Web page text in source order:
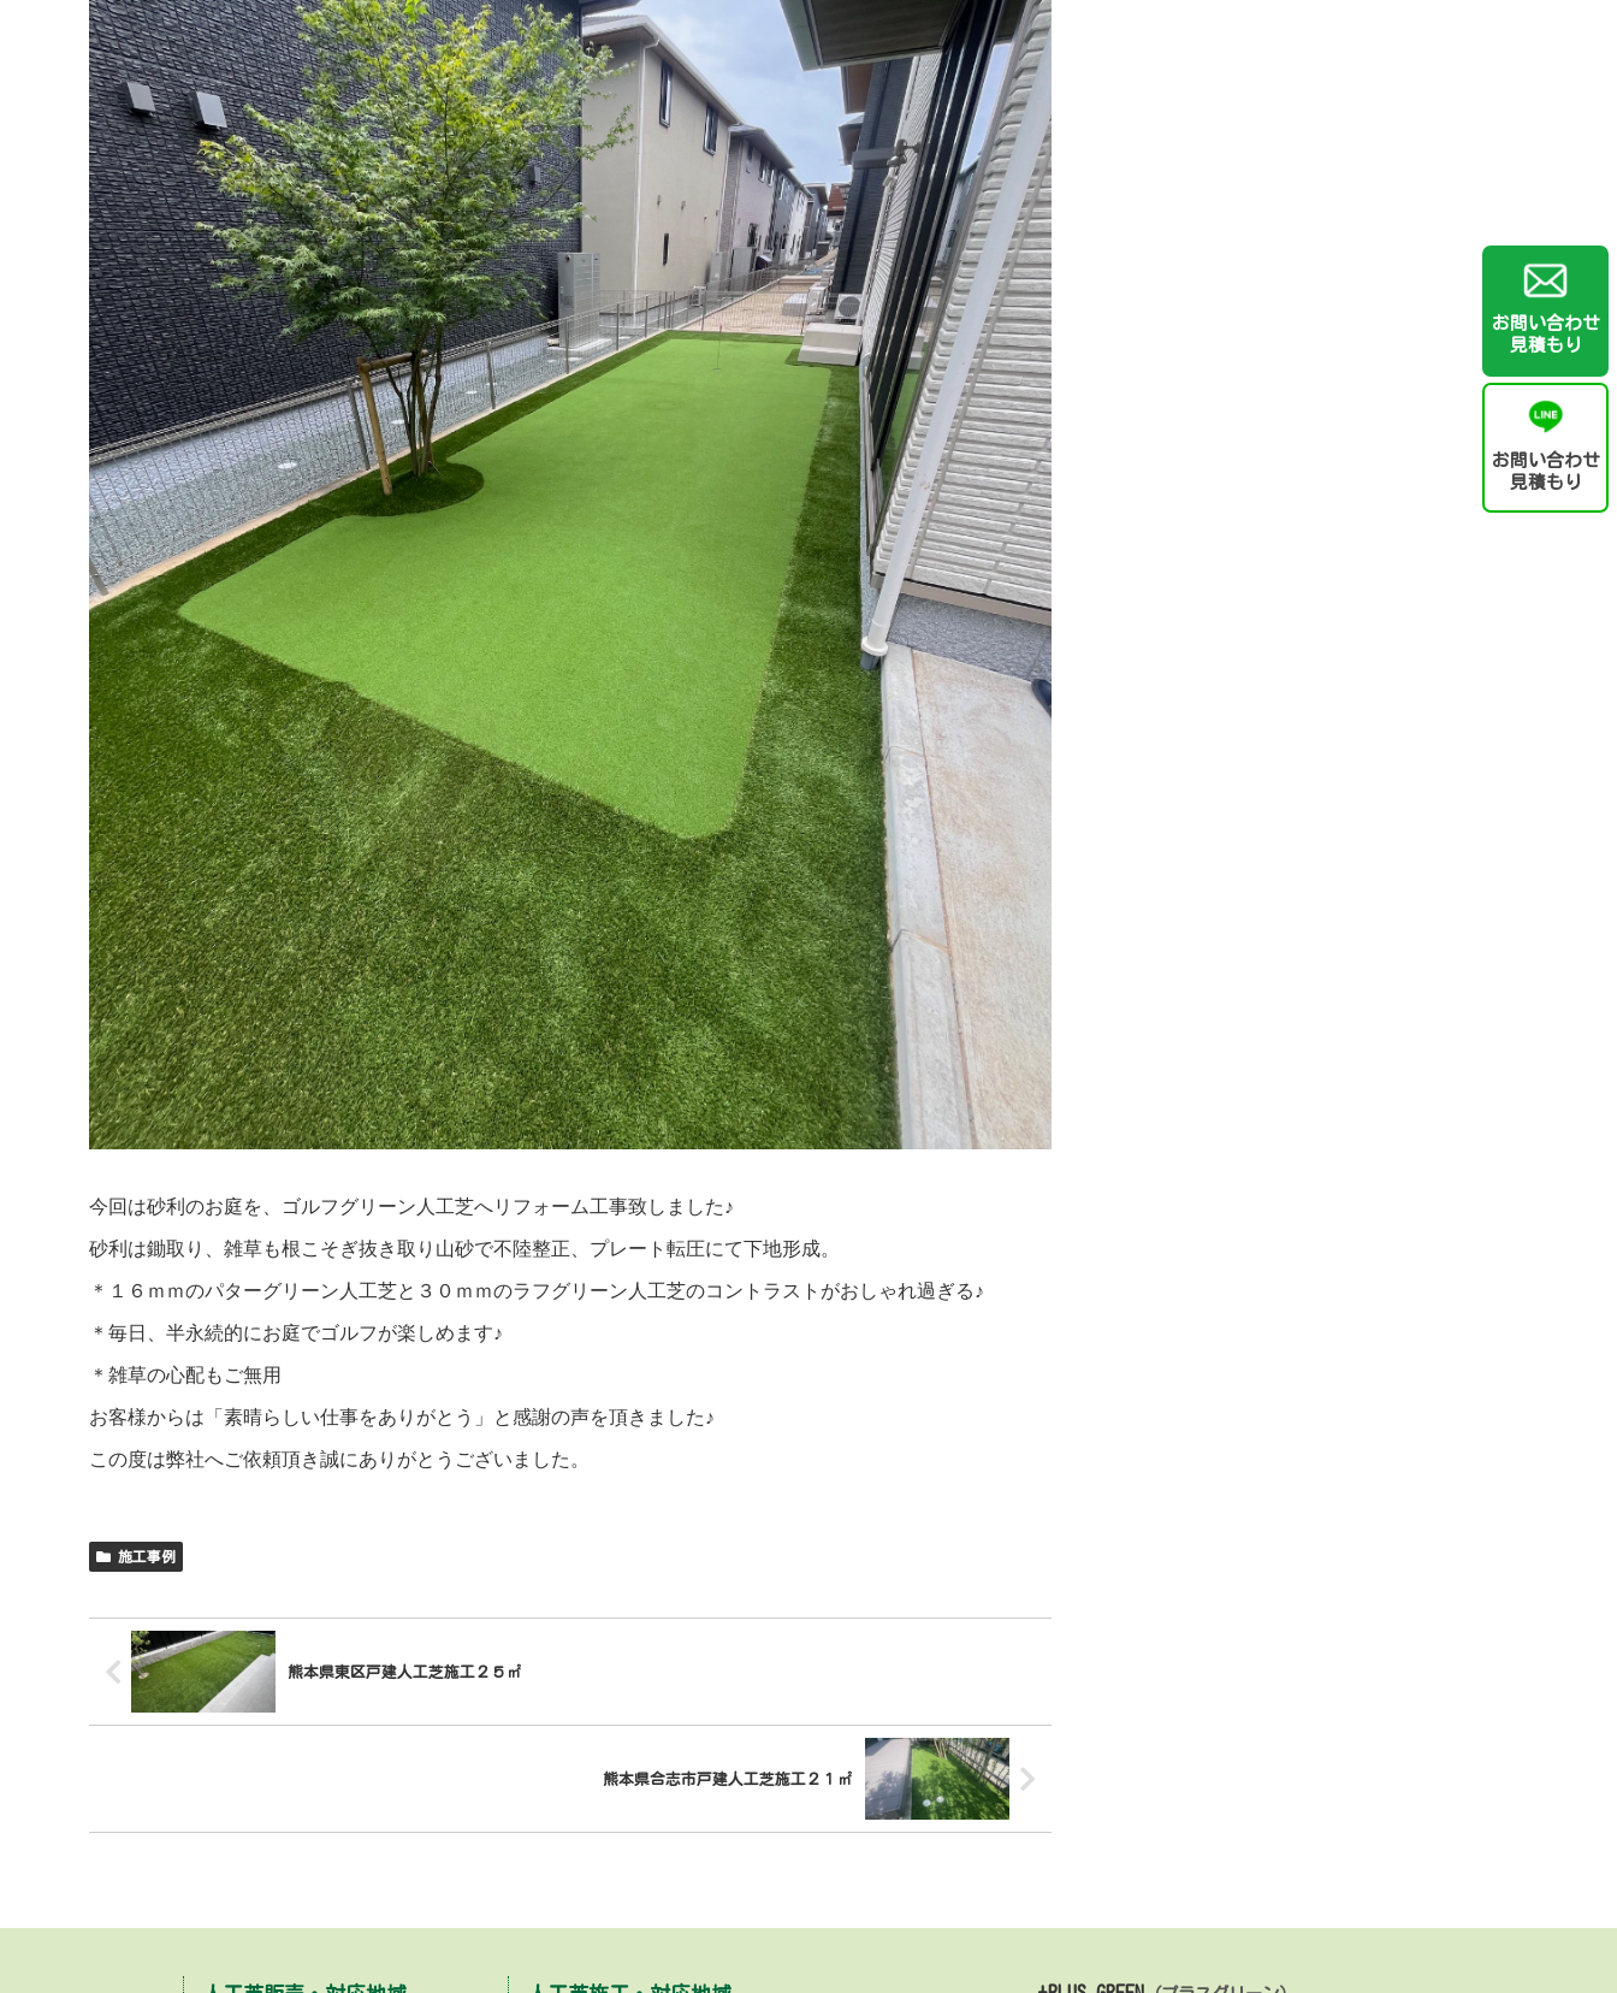
今回は砂利のお庭を、ゴルフグリーン人工芝へリフォーム工事致しました♪
砂利は鋤取り、雑草も根こそぎ抜き取り山砂で不陸整正、プレート転圧にて下地形成。
＊１６ｍｍのパターグリーン人工芝と３０ｍｍのラフグリーン人工芝のコントラストがおしゃれ過ぎる♪
＊毎日、半永続的にお庭でゴルフが楽しめます♪
＊雑草の心配もご無用
お客様からは「素晴らしい仕事をありがとう」と感謝の声を頂きました♪
この度は弊社へご依頼頂き誠にありがとうございました。
施工事例
熊本県東区戸建人工芝施工２５㎡
熊本県合志市戸建人工芝施工２１㎡
お問い合わせ
見積もり
お問い合わせ
見積もり